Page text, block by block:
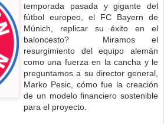
temporada pasada y gigante del
fútbol europeo, el FC Bayern de
Múnich, replicar su éxito en el
baloncesto? Miramos el
resurgimiento del equipo alemán
como una fuerza en la cancha y le
preguntamos a su director general,
Marko Pesic, cómo fue la creación
de un modelo financiero sostenible
para el proyecto.